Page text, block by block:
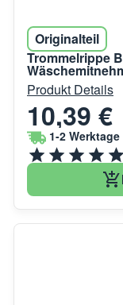
Originalteil
Trommelrippe
Produkt Details
10,39 €
1-2 Werktage